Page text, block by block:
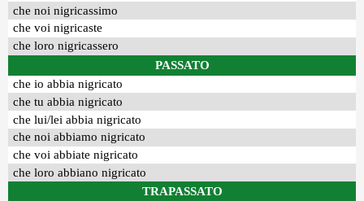
che noi nigricassimo
che voi nigricaste
che loro nigricassero
PASSATO
che io abbia nigricato
che tu abbia nigricato
che lui/lei abbia nigricato
che noi abbiamo nigricato
che voi abbiate nigricato
che loro abbiano nigricato
TRAPASSATO